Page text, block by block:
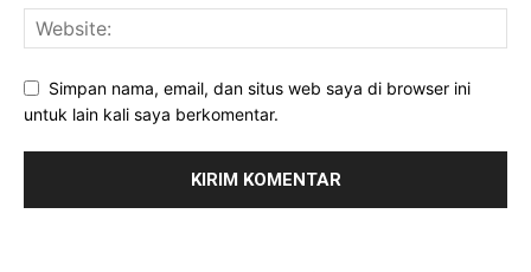
Simpan nama, email, dan situs web saya di browser ini
untuk lain kali saya berkomentar.